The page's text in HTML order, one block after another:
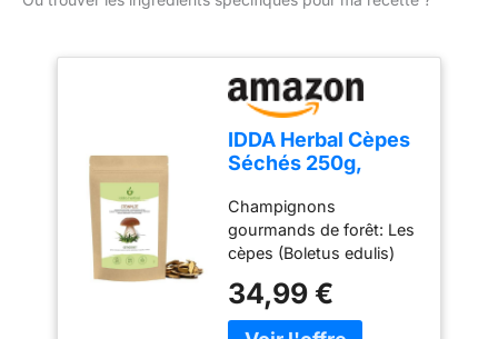
IDDA Herbal Cèpes
Séchés 250g,
Champignons
Porcini Entiers
Séchés pour la
Cuisine
Champignons
gourmands de forêt: Les
cèpes (Boletus edulis)
riche saveur de noisette
et leur texture charnue.
34,99 €